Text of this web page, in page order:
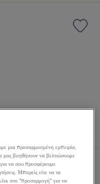
μια προσαρμοσμένη εμπειρία,
μας βοηθήσουν να βελτιώσουμε
να σου προσφέρουμε
Μπορείς είτε να τα
στο "προσαρμογή" για να